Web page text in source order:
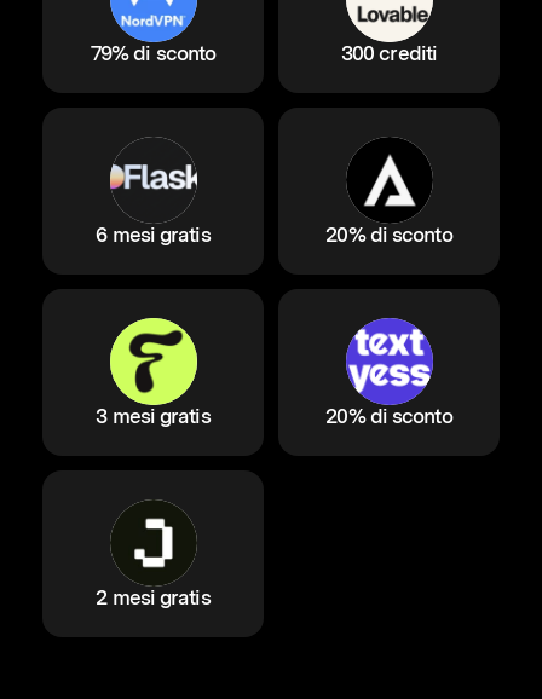
79% di sconto 300 crediti
6 mesi gratis 20% di sconto
3 mesi gratis 20% di sconto
2 mesi gratis